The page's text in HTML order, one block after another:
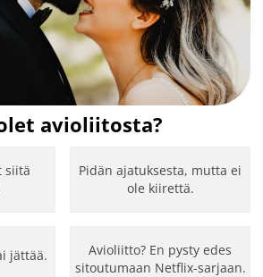
avioliitosta?
siitä
Pidän ajatuksesta, mutta ei
ole kiirettä.
jättää.
Avioliitto? En pysty edes
sitoutumaan Netflix-sarjaan.